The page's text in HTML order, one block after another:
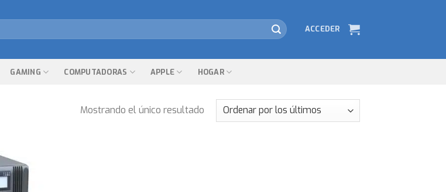
ACCEDER
GAMING COMPUTADORAS APPLE HOGAR
Mostrando el único resultado